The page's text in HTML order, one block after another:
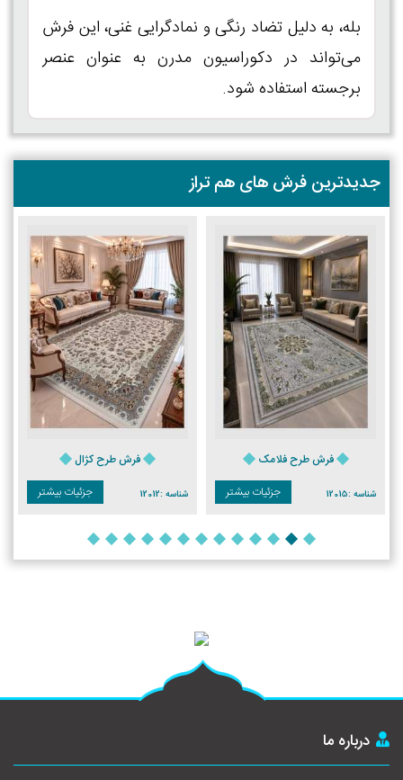
بله، به دلیل تضاد رنگی و نمادگرایی غنی، این فرش
می‌تواند در دکوراسیون مدرن به عنوان عنصر
برجسته استفاده شود.
جدیدترین فرش های هم تراز
فرش طرح فلامک
شناسه :12015 جزئیات بیشتر
فرش طرح کژال
شناسه :12012 جزئیات بیشتر
درباره ما